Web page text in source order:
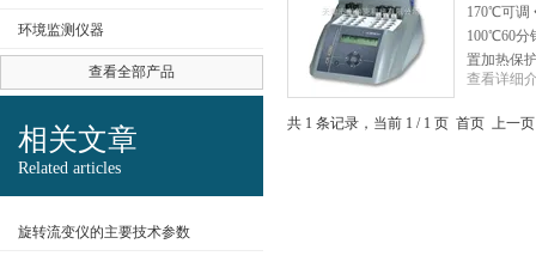
公司名称
环境监测仪器
查看全部产品
相关文章
Related articles
旋转流变仪的主要技术参数
170℃可调
100℃60分
置加热保
查看详细
共 1 条记录，当前 1 / 1 页 首页 上一